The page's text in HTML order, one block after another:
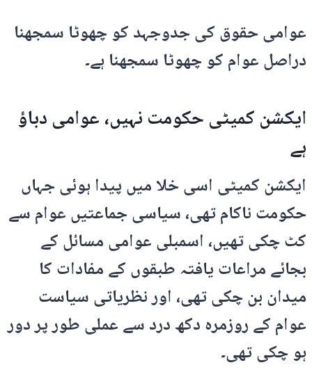
عوامی حقوق کی جدوجہد کو چھوٹا سمجھنا
دراصل عوام کو چھوٹا سمجھنا ہے۔
ایکشن کمیٹی حکومت نہیں، عوامی دباؤ
ہے
ایکشن کمیٹی اسی خلا میں پیدا ہوئی جہاں
حکومت ناکام تھی، سیاسی جماعتیں عوام سے
کٹ چکی تھیں، اسمبلی عوامی مسائل کے
بجائے مراعات یافتہ طبقوں کے مفادات کا
میدان بن چکی تھی، اور نظریاتی سیاست
عوام کے روزمرہ دکھ درد سے عملی طور پر دور
ہو چکی تھی۔